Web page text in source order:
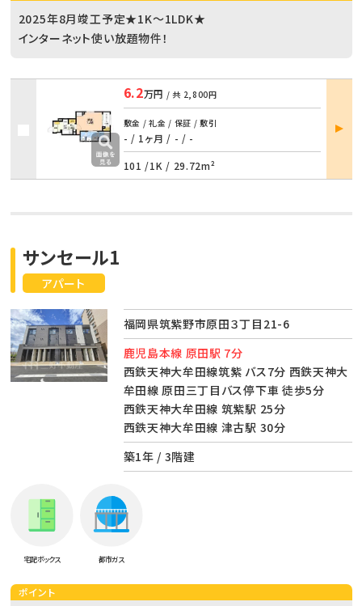
2025年8月竣工予定★1K～1LDK★
インターネット使い放題物件！
6.2万円 / 共 2,800円
敷金 / 礼金 / 保証 / 敷引
- / 1ヶ月 / - / -
101 /1K / 29.72m²
部屋
詳細
アパート
サンセール1
福岡県筑紫野市原田３丁目21-6
鹿児島本線 原田駅 7分
西鉄天神大牟田線筑紫 バス7分 西鉄天神大
牟田線 原田三丁目バス停下車 徒歩5分
西鉄天神大牟田線 筑紫駅 25分
西鉄天神大牟田線 津古駅 30分
築1年 / 3階建
宅配ボックス 都市ガス
ポイント